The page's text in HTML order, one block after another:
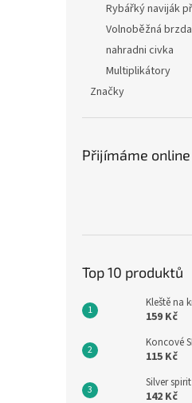
Rybářký naviják
Volnoběžná brzda
nahradni civka
Multiplikátory
Značky
Přijímáme
Top 10 produktů
Kleště na
159 Kč
Koncové
115 Kč
Silver
142 Kč